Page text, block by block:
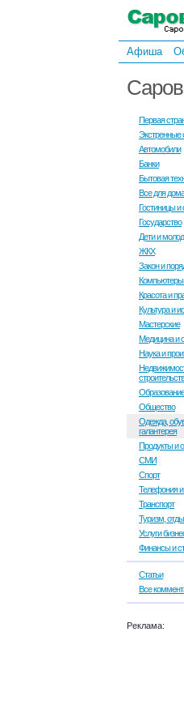
Афиша
Первая
Экстренные
Автомобили
Банки
Бытовая
Все для дома
Гостиницы
Государство
Дети и
ЖКХ
Закон и
Компьютеры
Красота и
Культура и
Мастерские
Медицина и
Наука и
Образование
Общество
Одежда,
галантерея
Продукты и
СМИ
Спорт
Телефония и
Транспорт
Туризм,
Услуги
Финансы и
Статьи
Все
Реклама: